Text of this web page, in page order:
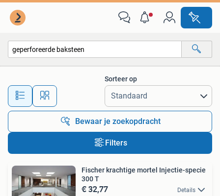
Alle afstanden…
Sorteer op
Bewaar je zoekopdracht
Filters
Fischer krachtige mortel Injectie-specie
300 T
€ 32,77 Details